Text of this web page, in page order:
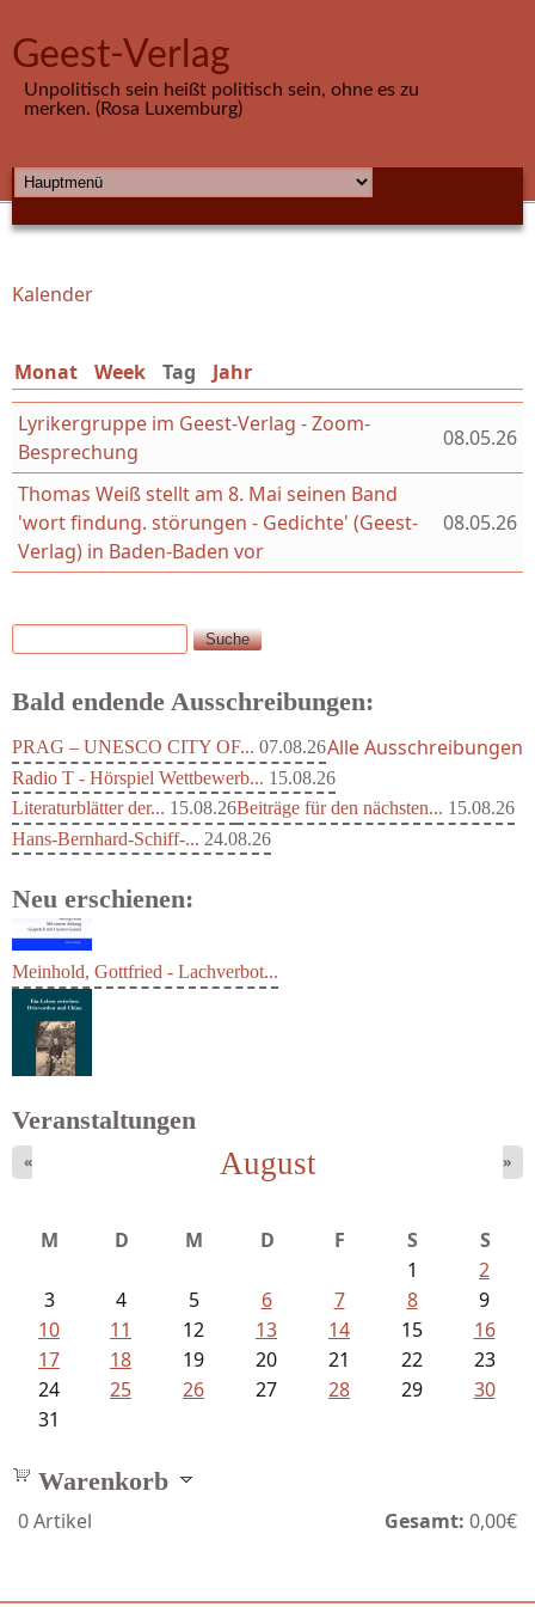
Geest-Verlag
Unpolitisch sein heißt politisch sein, ohne es zu
merken. (Rosa Luxemburg)
HAUPTMENÜ
Sie sind hier
Kalender
Monat Week Tag (aktiver Reiter)
Jahr
Lyrikergruppe im Geest-Verlag - Zoom-
Besprechung
08.05.26
Thomas Weiß stellt am 8. Mai seinen Band
'wort findung. störungen - Gedichte' (Geest-
Verlag) in Baden-Baden vor
08.05.26
Suchformular
Suche
Bald endende Ausschreibungen:
PRAG – UNESCO CITY OF... 07.08.26
Radio T - Hörspiel Wettbewerb... 15.08.26
Literaturblätter der... 15.08.26Beiträge für den nächsten... 15.08.26
Hans-Bernhard-Schiff-... 24.08.26
Alle Ausschreibungen
Neu erschienen:
Ein Leben zwischen Drievorden und...
Meinhold, Gottfried - Lachverbot...
Veranstaltungen
August
« »
M D M D F S
S
1
2
3
4 5 6 7 8
9
10
11 12 13 14 15
16
17
18 19 20 21 22
23
24
25 26 27 28 29
30
31
Warenkorb
0Artikel Gesamt: 0,00€